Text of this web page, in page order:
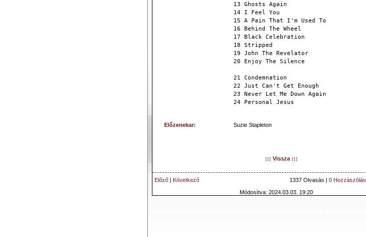
13 Ghosts Again
14 I Feel You
15 A Pain That I'm Used To
16 Behind The Wheel
17 Black Celebration
18 Stripped
19 John The Revelator
20 Enjoy The Silence
21 Condemnation
22 Just Can't Get Enough
23 Never Let Me Down Again
24 Personal Jesus
Előzenekar: Suzie Stapleton
::: Vissza :::
Előző | Következő 1337 Olvasás | 0 Hozzászólás
Módosítva: 2024.03.03. 19:20